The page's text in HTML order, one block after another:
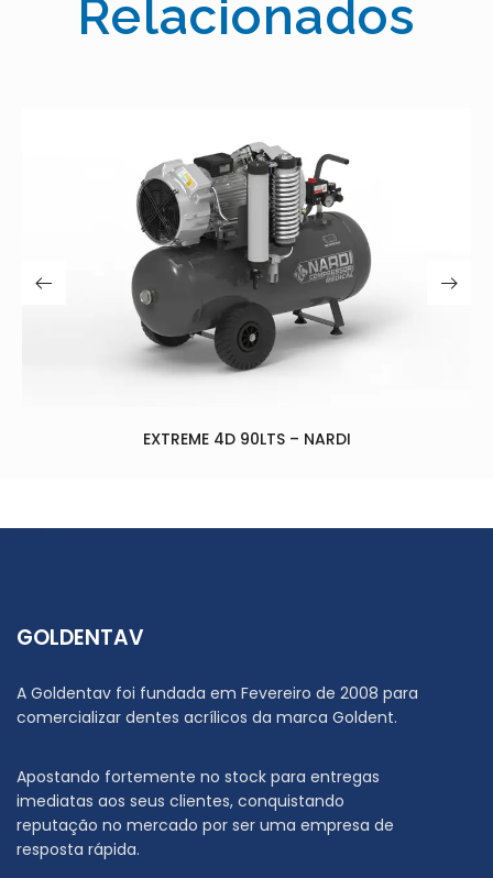
Relacionados
GOLDENTAV
A Goldentav foi fundada em Fevereiro de 2008 para
comercializar dentes acrílicos da marca Goldent.
Apostando fortemente no stock para entregas
imediatas aos seus clientes, conquistando
reputação no mercado por ser uma empresa de
resposta rápida.